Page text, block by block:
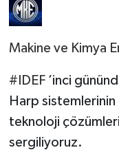
Makine ve Kimya
#IDEF’inci
Harp sistemlerinin
teknoloji
sergiliyoruz.